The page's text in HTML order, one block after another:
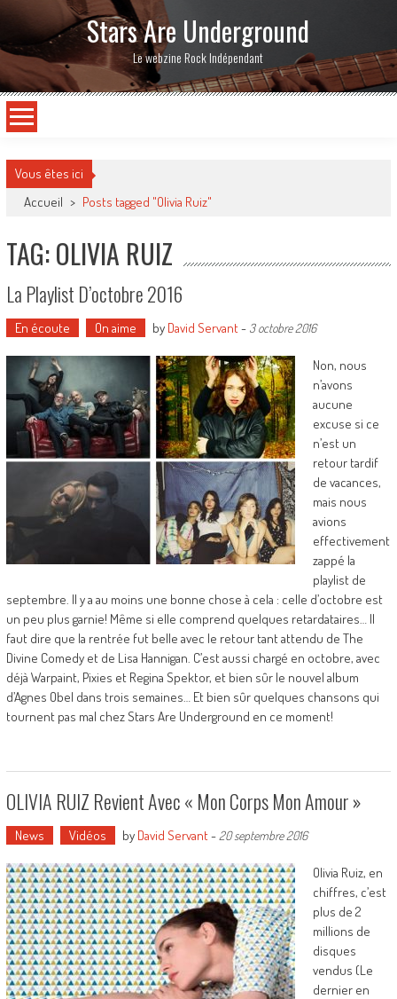
Stars Are Underground
Le webzine Rock Indépendant
Vous êtes ici
Accueil > Posts tagged "Olivia Ruiz"
TAG: OLIVIA RUIZ
La Playlist D’octobre 2016
En écoute On aime by David Servant- 3 octobre 2016
Non, nous
n’avons
aucune
excuse si ce
n’est un
retour tardif
de vacances,
mais nous
avions
effectivement
zappé la
playlist de
septembre. Il y a au moins une bonne chose à cela : celle d’octobre est
un peu plus garnie! Même si elle comprend quelques retardataires… Il
faut dire que la rentrée fut belle avec le retour tant attendu de The
Divine Comedy et de Lisa Hannigan. C’est aussi chargé en octobre, avec
déjà Warpaint, Pixies et Regina Spektor, et bien sûr le nouvel album
d’Agnes Obel dans trois semaines… Et bien sûr quelques chansons qui
tournent pas mal chez Stars Are Underground en ce moment!
OLIVIA RUIZ Revient Avec « Mon Corps Mon Amour »
News Vidéos by David Servant- 20 septembre 2016
Olivia Ruiz, en
chiffres, c’est
plus de 2
millions de
disques
vendus (Le
dernier en